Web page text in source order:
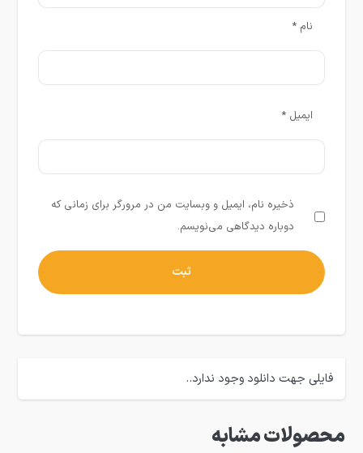
نام*
ایمیل*
ذخیره نام، ایمیل و وبسایت من در مرورگر برای زمانی که
دوباره دیدگاهی می‌نویسم.
فایلی جهت دانلود وجود ندارد..
محصولات مشابه